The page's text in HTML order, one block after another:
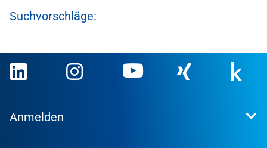
Suchvorschläge:
Anmelden